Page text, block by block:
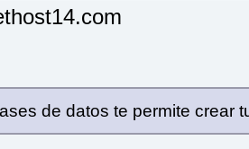
de datos te permite crear